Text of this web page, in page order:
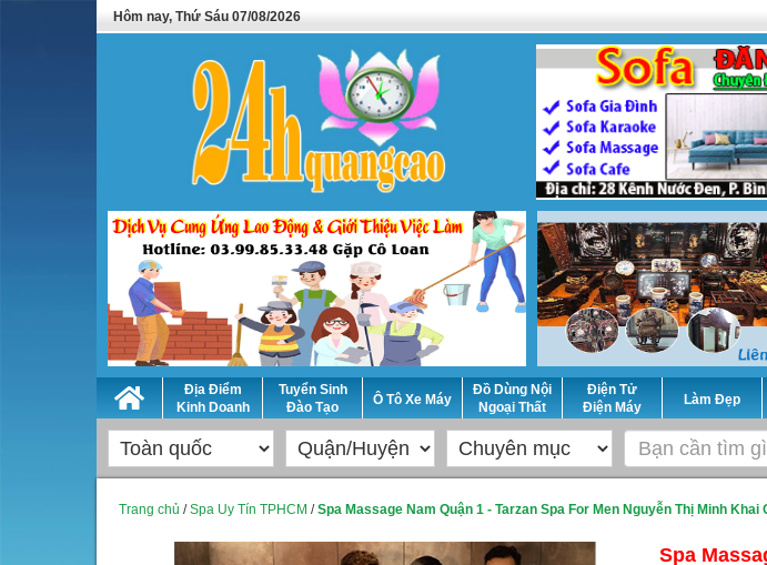
Hôm nay, Thứ Sáu 07/08/2026
Địa Điểm
Kinh Doanh
Tuyển Sinh
Đào Tạo
Ô Tô Xe Máy
Đồ Dùng Nội
Ngoại Thất
Điện Tử
Điện Máy
Làm Đẹp
Trang chủ /Spa Uy Tín TPHCM /Spa Massage Nam Quận 1 - Tarzan Spa For Men Nguyễn Thị Minh Khai
Spa